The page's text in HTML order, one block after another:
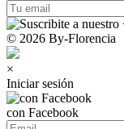
© 2026 By-Florencia
×
Iniciar sesión
con Facebook